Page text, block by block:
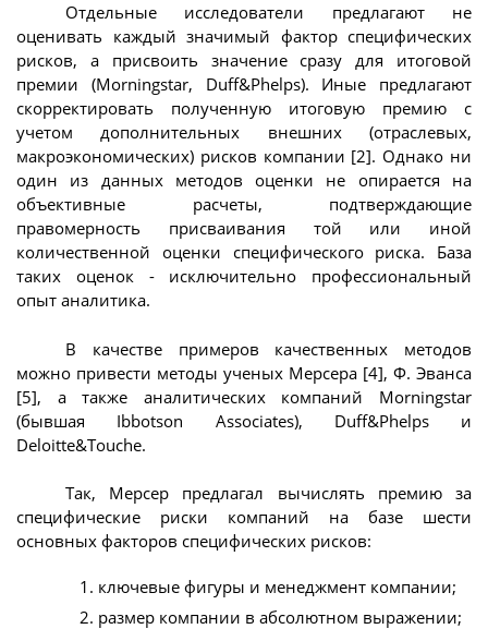
Отдельные исследователи предлагают не
оценивать каждый значимый фактор специфических
рисков, а присвоить значение сразу для итоговой
премии (Morningstar, Duff&Phelps). Иные предлагают
скорректировать полученную итоговую премию с
учетом дополнительных внешних (отраслевых,
макроэкономических) рисков компании [2]. Однако ни
один из данных методов оценки не опирается на
объективные расчеты, подтверждающие
правомерность присваивания той или иной
количественной оценки специфического риска. База
таких оценок - исключительно профессиональный
опыт аналитика.
В качестве примеров качественных методов
можно привести методы ученых Мерсера [4], Ф. Эванса
[5], а также аналитических компаний Morningstar
(бывшая Ibbotson Associates), Duff&Phelps и
Deloitte&Touche.
Так, Мерсер предлагал вычислять премию за
специфические риски компаний на базе шести
основных факторов специфических рисков:
ключевые фигуры и менеджмент компании;
размер компании в абсолютном выражении;